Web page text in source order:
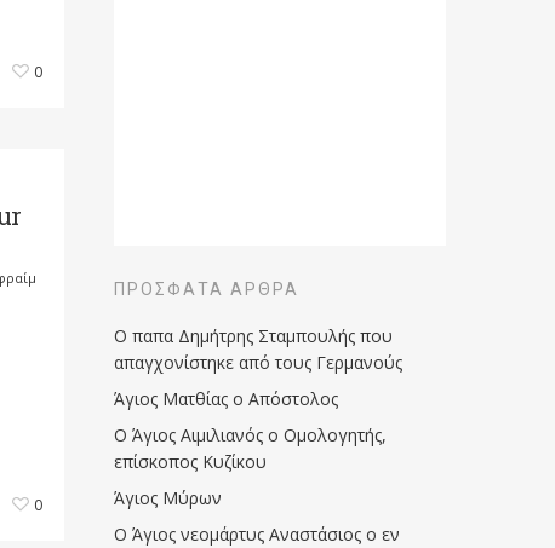
0
0
ΠΡΌΣΦΑΤΑ ΆΡΘΡΑ
Ο παπα Δημήτρης Σταμπουλής που
απαγχονίστηκε από τους Γερμανούς
Άγιος Ματθίας ο Απόστολος
Ο Άγιος Αιμιλιανός ο Ομολογητής,
επίσκοπος Κυζίκου
Άγιος Μύρων
Ο Άγιος νεομάρτυς Αναστάσιος ο εν